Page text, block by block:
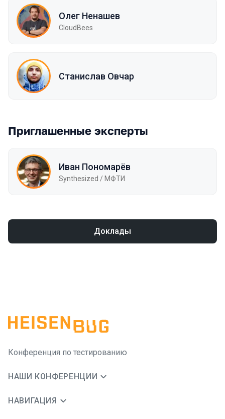
Олег Ненашев
CloudBees
Станислав Овчар
Приглашенные эксперты
Иван Пономарёв
Synthesized / МФТИ
Доклады
Конференция по тестированию
НАШИ КОНФЕРЕНЦИИ
НАВИГАЦИЯ